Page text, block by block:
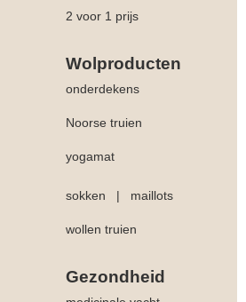
2 voor 1 prijs
Wolproducten
onderdekens
Noorse truien
yogamat
sokken | maillots
wollen truien
Gezondheid